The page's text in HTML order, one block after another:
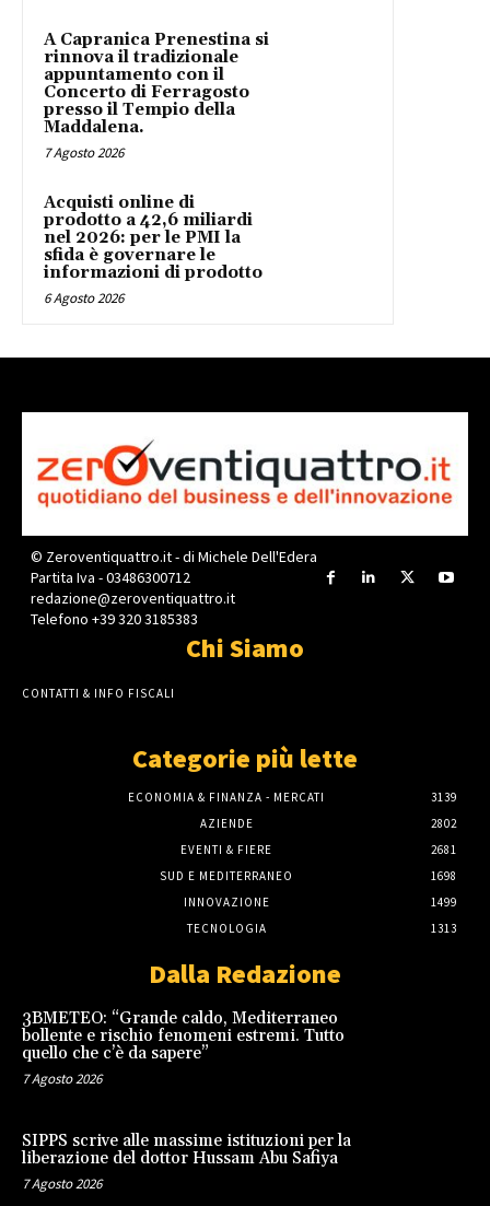
A Capranica Prenestina si
rinnova il tradizionale
appuntamento con il
Concerto di Ferragosto
presso il Tempio della
Maddalena.
7 Agosto 2026
Acquisti online di
prodotto a 42,6 miliardi
nel 2026: per le PMI la
sfida è governare le
informazioni di prodotto
6 Agosto 2026
© Zeroventiquattro.it - di Michele Dell'Edera
Partita Iva - 03486300712
redazione@zeroventiquattro.it
Telefono +39 320 3185383
Chi Siamo
CONTATTI & INFO FISCALI
Categorie più lette
ECONOMIA & FINANZA - MERCATI
3139
AZIENDE
2802
EVENTI & FIERE
2681
SUD E MEDITERRANEO
1698
INNOVAZIONE
1499
TECNOLOGIA
1313
Dalla Redazione
3BMETEO: “Grande caldo, Mediterraneo
bollente e rischio fenomeni estremi. Tutto
quello che c’è da sapere”
7 Agosto 2026
SIPPS scrive alle massime istituzioni per la
liberazione del dottor Hussam Abu Safiya
7 Agosto 2026